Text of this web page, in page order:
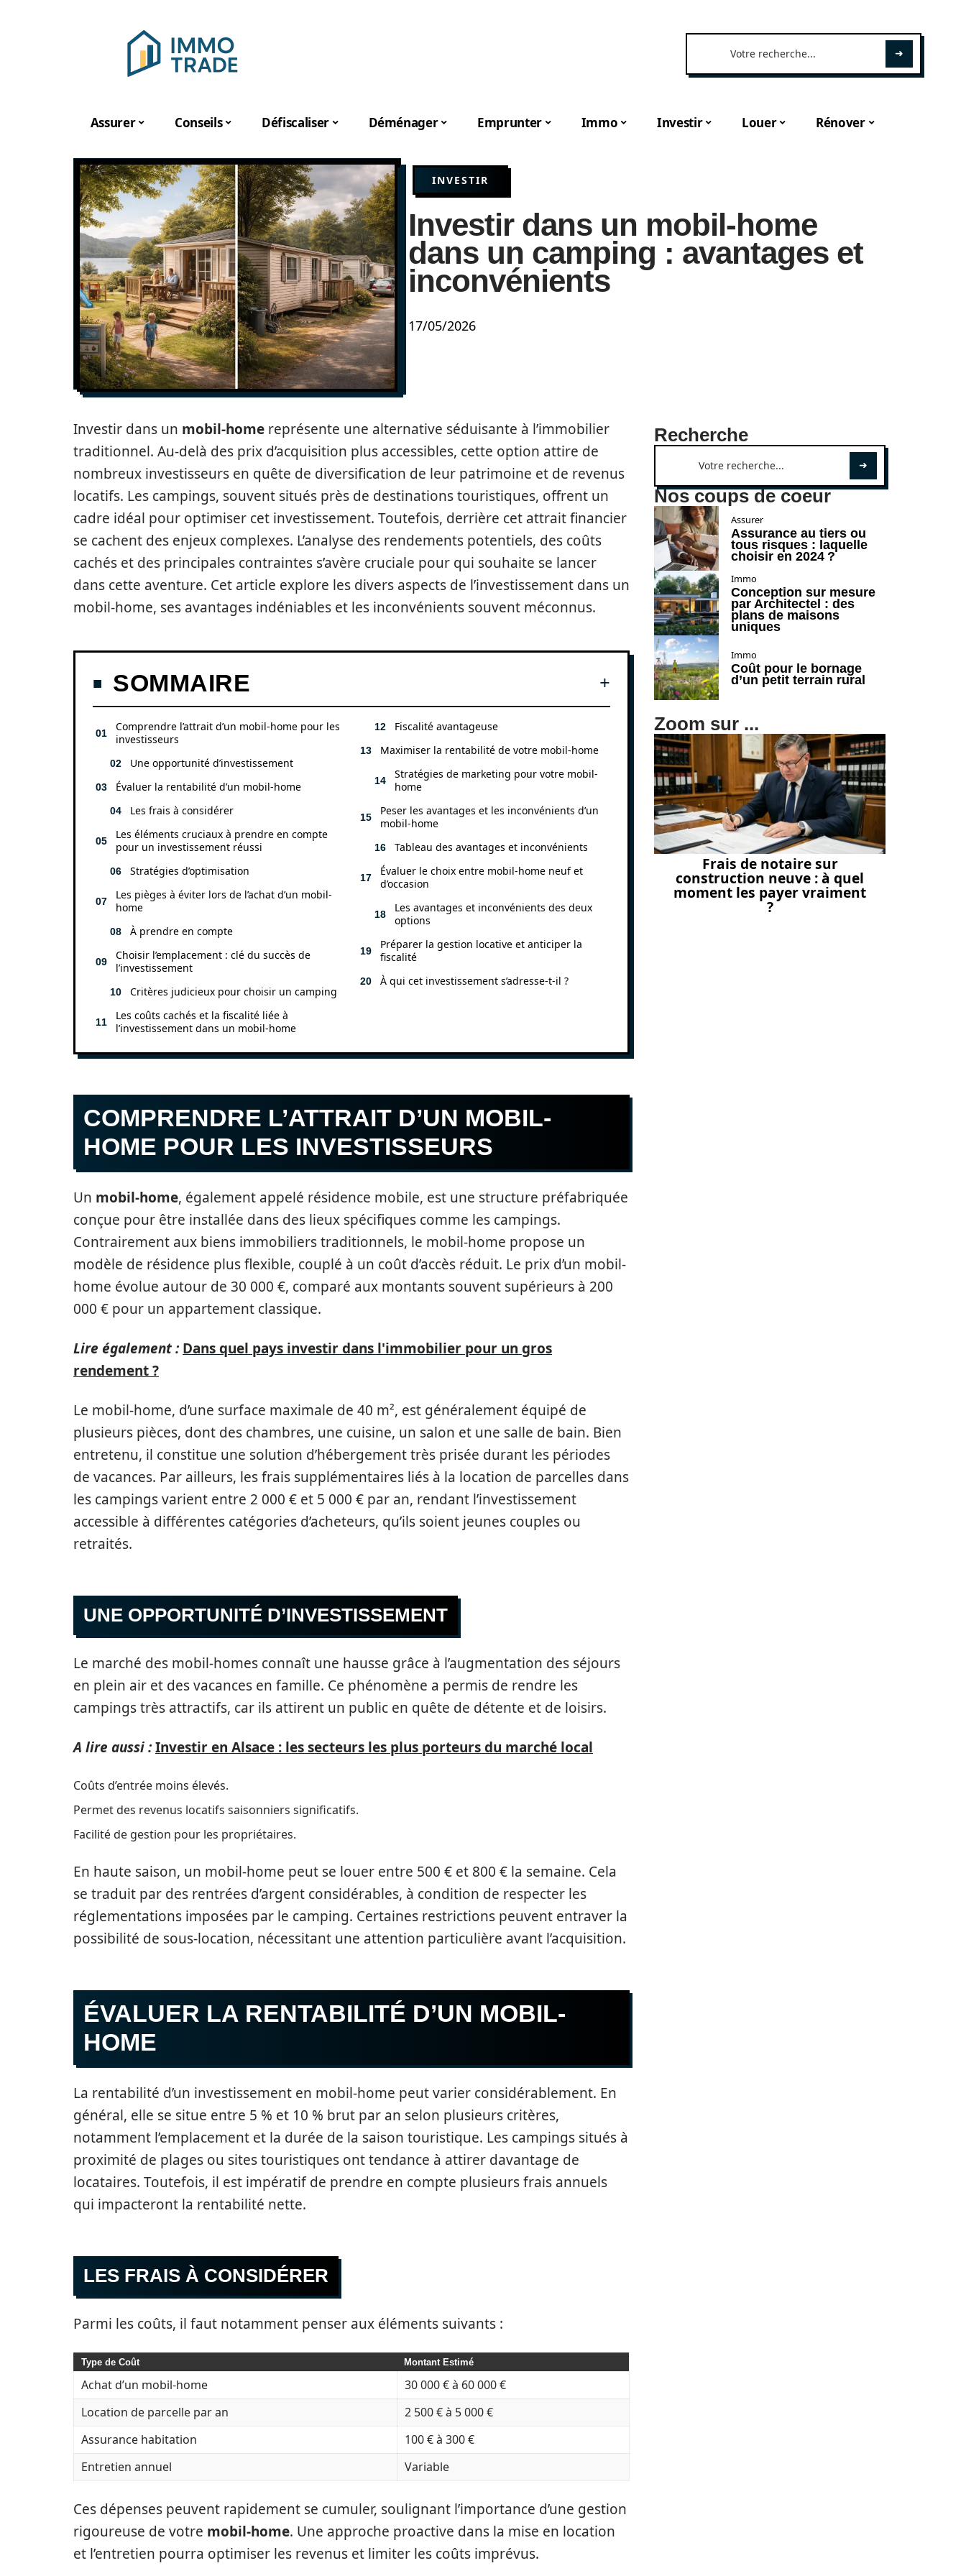
Assurer Conseils Défiscaliser Déménager Emprunter Immo Investir Louer Rénover
INVESTIR
Investir dans un mobil-home
dans un camping : avantages et
inconvénients
17/05/2026
Investir dans un mobil-home représente une alternative séduisante à l’immobilier
traditionnel. Au-delà des prix d’acquisition plus accessibles, cette option attire de
nombreux investisseurs en quête de diversification de leur patrimoine et de revenus
locatifs. Les campings, souvent situés près de destinations touristiques, offrent un
cadre idéal pour optimiser cet investissement. Toutefois, derrière cet attrait financier
se cachent des enjeux complexes. L’analyse des rendements potentiels, des coûts
cachés et des principales contraintes s’avère cruciale pour qui souhaite se lancer
dans cette aventure. Cet article explore les divers aspects de l’investissement dans un
mobil-home, ses avantages indéniables et les inconvénients souvent méconnus.
SOMMAIRE
Comprendre l’attrait d’un mobil-home pour les
investisseurs
Une opportunité d’investissement
Évaluer la rentabilité d’un mobil-home
Les frais à considérer
Les éléments cruciaux à prendre en compte
pour un investissement réussi
Stratégies d’optimisation
Les pièges à éviter lors de l’achat d’un mobil-
home
À prendre en compte
Choisir l’emplacement : clé du succès de
l’investissement
Critères judicieux pour choisir un camping
Les coûts cachés et la fiscalité liée à
l’investissement dans un mobil-home
Fiscalité avantageuse
Maximiser la rentabilité de votre mobil-home
Stratégies de marketing pour votre mobil-
home
Peser les avantages et les inconvénients d’un
mobil-home
Tableau des avantages et inconvénients
Évaluer le choix entre mobil-home neuf et
d’occasion
Les avantages et inconvénients des deux
options
Préparer la gestion locative et anticiper la
fiscalité
À qui cet investissement s’adresse-t-il ?
COMPRENDRE L’ATTRAIT D’UN MOBIL-
HOME POUR LES INVESTISSEURS
Un mobil-home, également appelé résidence mobile, est une structure préfabriquée
conçue pour être installée dans des lieux spécifiques comme les campings.
Contrairement aux biens immobiliers traditionnels, le mobil-home propose un
modèle de résidence plus flexible, couplé à un coût d’accès réduit. Le prix d’un mobil-
home évolue autour de 30 000 €, comparé aux montants souvent supérieurs à 200
000 € pour un appartement classique.
Lire également : Dans quel pays investir dans l'immobilier pour un gros
rendement ?
Le mobil-home, d’une surface maximale de 40 m², est généralement équipé de
plusieurs pièces, dont des chambres, une cuisine, un salon et une salle de bain. Bien
entretenu, il constitue une solution d’hébergement très prisée durant les périodes
de vacances. Par ailleurs, les frais supplémentaires liés à la location de parcelles dans
les campings varient entre 2 000 € et 5 000 € par an, rendant l’investissement
accessible à différentes catégories d’acheteurs, qu’ils soient jeunes couples ou
retraités.
UNE OPPORTUNITÉ D’INVESTISSEMENT
Le marché des mobil-homes connaît une hausse grâce à l’augmentation des séjours
en plein air et des vacances en famille. Ce phénomène a permis de rendre les
campings très attractifs, car ils attirent un public en quête de détente et de loisirs.
A lire aussi :Investir en Alsace : les secteurs les plus porteurs du marché local
Coûts d’entrée moins élevés.
Permet des revenus locatifs saisonniers significatifs.
Facilité de gestion pour les propriétaires.
En haute saison, un mobil-home peut se louer entre 500 € et 800 € la semaine. Cela
se traduit par des rentrées d’argent considérables, à condition de respecter les
réglementations imposées par le camping. Certaines restrictions peuvent entraver la
possibilité de sous-location, nécessitant une attention particulière avant l’acquisition.
ÉVALUER LA RENTABILITÉ D’UN MOBIL-
HOME
La rentabilité d’un investissement en mobil-home peut varier considérablement. En
général, elle se situe entre 5 % et 10 % brut par an selon plusieurs critères,
notamment l’emplacement et la durée de la saison touristique. Les campings situés à
proximité de plages ou sites touristiques ont tendance à attirer davantage de
locataires. Toutefois, il est impératif de prendre en compte plusieurs frais annuels
qui impacteront la rentabilité nette.
LES FRAIS À CONSIDÉRER
Parmi les coûts, il faut notamment penser aux éléments suivants :
Type de Coût Montant Estimé
Achat d’un mobil-home
30 000 € à 60 000 €
Location de parcelle par an
2 500 € à 5 000 €
Assurance habitation
100 € à 300 €
Entretien annuel
Variable
Ces dépenses peuvent rapidement se cumuler, soulignant l’importance d’une gestion
rigoureuse de votre mobil-home. Une approche proactive dans la mise en location
et l’entretien pourra optimiser les revenus et limiter les coûts imprévus.
Recherche
Nos coups de coeur
Assurer
Assurance au tiers ou
tous risques : laquelle
choisir en 2024 ?
Immo
Conception sur mesure
par Architectel : des
plans de maisons
uniques
Immo
Coût pour le bornage
d’un petit terrain rural
Zoom sur ...
Frais de notaire sur
construction neuve : à quel
moment les payer vraiment
?